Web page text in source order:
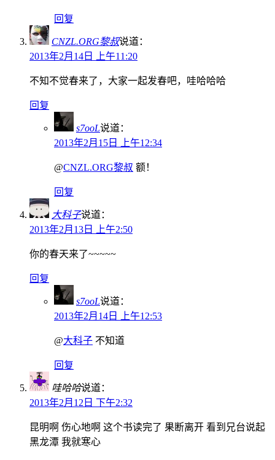
回复
CNZL.ORG黎叔说道：
2013年2月14日 上午11:20
不知不觉春来了，大家一起发春吧，哇哈哈哈
回复
s7ooL说道：
2013年2月15日 上午12:34
@CNZL.ORG黎叔 额！
回复
大科子说道：
2013年2月13日 上午2:50
你的春天来了~~~~~
回复
s7ooL说道：
2013年2月14日 上午12:53
@大科子 不知道
回复
哇哈哈说道：
2013年2月12日 下午2:32
昆明啊 伤心地啊 这个书读完了 果断离开 看到兄台说起
黑龙潭 我就寒心